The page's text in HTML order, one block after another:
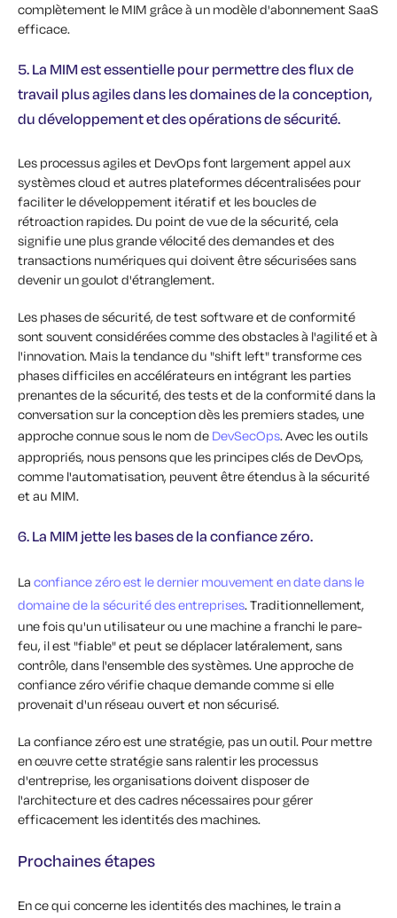
complètement le MIM grâce à un modèle d'abonnement SaaS
efficace.
5. La MIM est essentielle pour permettre des flux de
travail plus agiles dans les domaines de la conception,
du développement et des opérations de sécurité.
Les processus agiles et DevOps font largement appel aux
systèmes cloud et autres plateformes décentralisées pour
faciliter le développement itératif et les boucles de
rétroaction rapides. Du point de vue de la sécurité, cela
signifie une plus grande vélocité des demandes et des
transactions numériques qui doivent être sécurisées sans
devenir un goulot d'étranglement.
Les phases de sécurité, de test software et de conformité
sont souvent considérées comme des obstacles à l'agilité et à
l'innovation. Mais la tendance du "shift left" transforme ces
phases difficiles en accélérateurs en intégrant les parties
prenantes de la sécurité, des tests et de la conformité dans la
conversation sur la conception dès les premiers stades, une
approche connue sous le nom de DevSecOps. Avec les outils
appropriés, nous pensons que les principes clés de DevOps,
comme l'automatisation, peuvent être étendus à la sécurité
et au MIM.
6. La MIM jette les bases de la confiance zéro.
La confiance zéro est le dernier mouvement en date dans le
domaine de la sécurité des entreprises. Traditionnellement,
une fois qu'un utilisateur ou une machine a franchi le pare-
feu, il est "fiable" et peut se déplacer latéralement, sans
contrôle, dans l'ensemble des systèmes. Une approche de
confiance zéro vérifie chaque demande comme si elle
provenait d'un réseau ouvert et non sécurisé.
La confiance zéro est une stratégie, pas un outil. Pour mettre
en œuvre cette stratégie sans ralentir les processus
d'entreprise, les organisations doivent disposer de
l'architecture et des cadres nécessaires pour gérer
efficacement les identités des machines.
Prochaines étapes
En ce qui concerne les identités des machines, le train a